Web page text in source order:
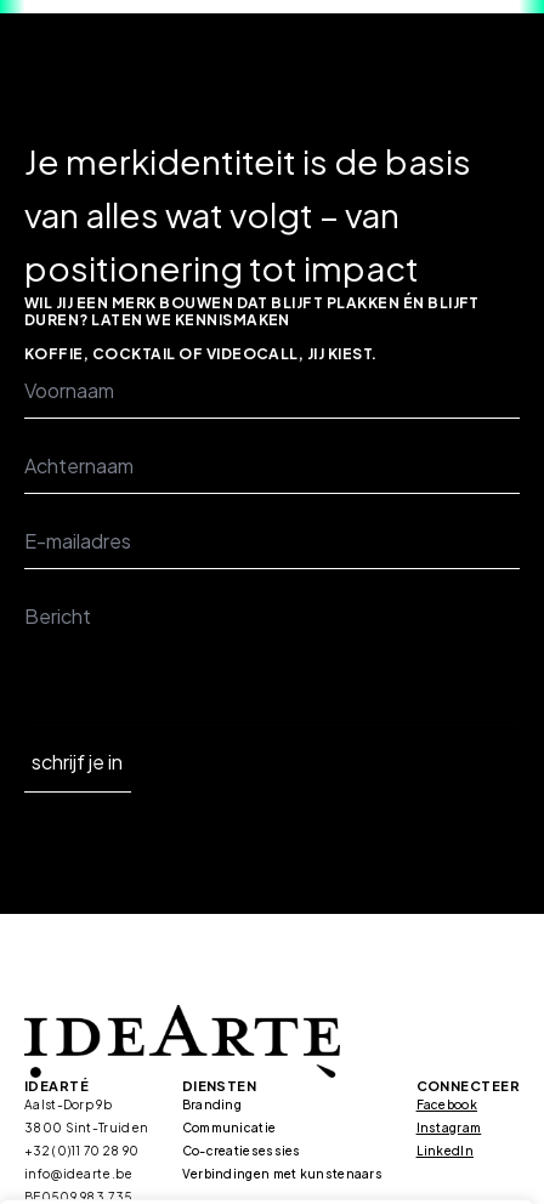
Je merkidentiteit is de basis
van alles wat volgt – van
positionering tot impact
WIL JIJ EEN MERK BOUWEN DAT BLIJFT PLAKKEN ÉN BLIJFT
DUREN? LATEN WE KENNISMAKEN
KOFFIE, COCKTAIL OF VIDEOCALL, JIJ KIEST.
Voornaam
*
*
mailadres
*
schrijf je in
IDEARTÉ
Aalst-Dorp 9b
3800 Sint-Truiden
+32 (0)11 70 28 90
info@idearte.be
BE0509.983.735
DIENSTEN
Branding
Communicatie
Co-creatiesessies
Verbindingen met kunstenaars
CONNECTEER
Facebook
Instagram
LinkedIn